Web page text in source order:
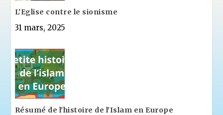
L'Eglise contre le sionisme
31 mars, 2025
Résumé de l'histoire de l'Islam en Europe